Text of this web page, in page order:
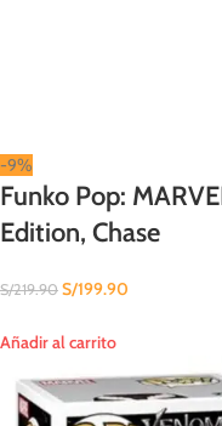
-9%
Funko Pop:
Edition, Chase
S/219.90 S/199.90
Añadir al carrito